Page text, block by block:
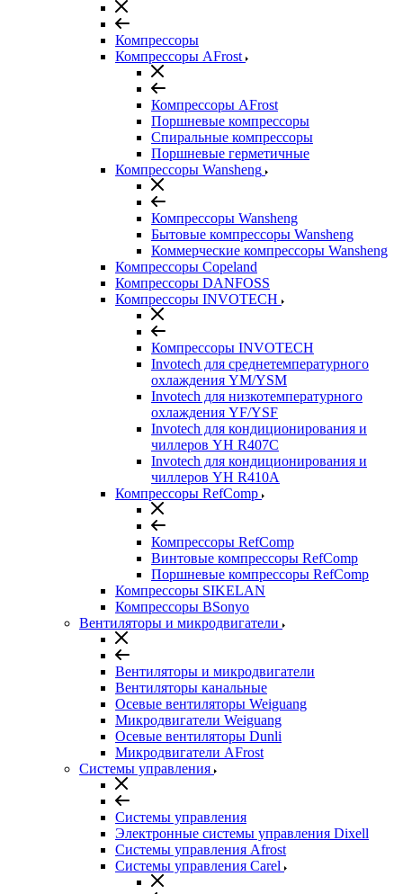
Компрессоры
Компрессоры AFrost
Компрессоры AFrost
Поршневые компрессоры
Спиральные компрессоры
Поршневые герметичные
Компрессоры Wansheng
Компрессоры Wansheng
Бытовые компрессоры Wansheng
Коммерческие компрессоры Wansheng
Компрессоры Copeland
Компрессоры DANFOSS
Компрессоры INVOTECH
Компрессоры INVOTECH
Invotech для среднетемпературного
охлаждения YM/YSM
Invotech для низкотемпературного
охлаждения YF/YSF
Invotech для кондиционирования и
чиллеров YH R407C
Invotech для кондиционирования и
чиллеров YH R410A
Компрессоры RefComp
Компрессоры RefComp
Винтовые компрессоры RefComp
Поршневые компрессоры RefComp
Компрессоры SIKELAN
Компрессоры BSonyo
Вентиляторы и микродвигатели
Вентиляторы и микродвигатели
Вентиляторы канальные
Осевые вентиляторы Weiguang
Микродвигатели Weiguang
Осевые вентиляторы Dunli
Микродвигатели AFrost
Системы управления
Системы управления
Электронные системы управления Dixell
Системы управления Afrost
Системы управления Carel